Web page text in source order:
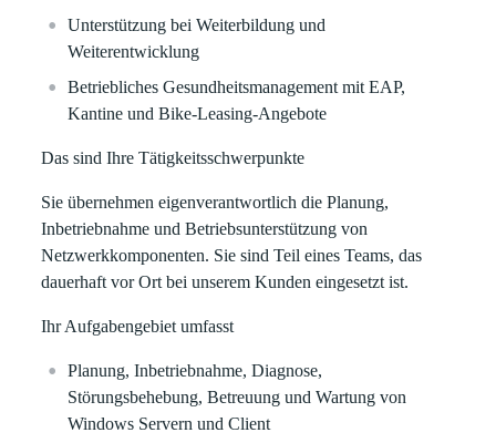
Unterstützung bei Weiterbildung und
Weiterentwicklung
Betriebliches Gesundheitsmanagement mit EAP,
Kantine und Bike-Leasing-Angebote
Das sind Ihre Tätigkeitsschwerpunkte
Sie übernehmen eigenverantwortlich die Planung,
Inbetriebnahme und Betriebsunterstützung von
Netzwerkkomponenten. Sie sind Teil eines Teams, das
dauerhaft vor Ort bei unserem Kunden eingesetzt ist.
Ihr Aufgabengebiet umfasst
Planung, Inbetriebnahme, Diagnose,
Störungsbehebung, Betreuung und Wartung von
Windows Servern und Client